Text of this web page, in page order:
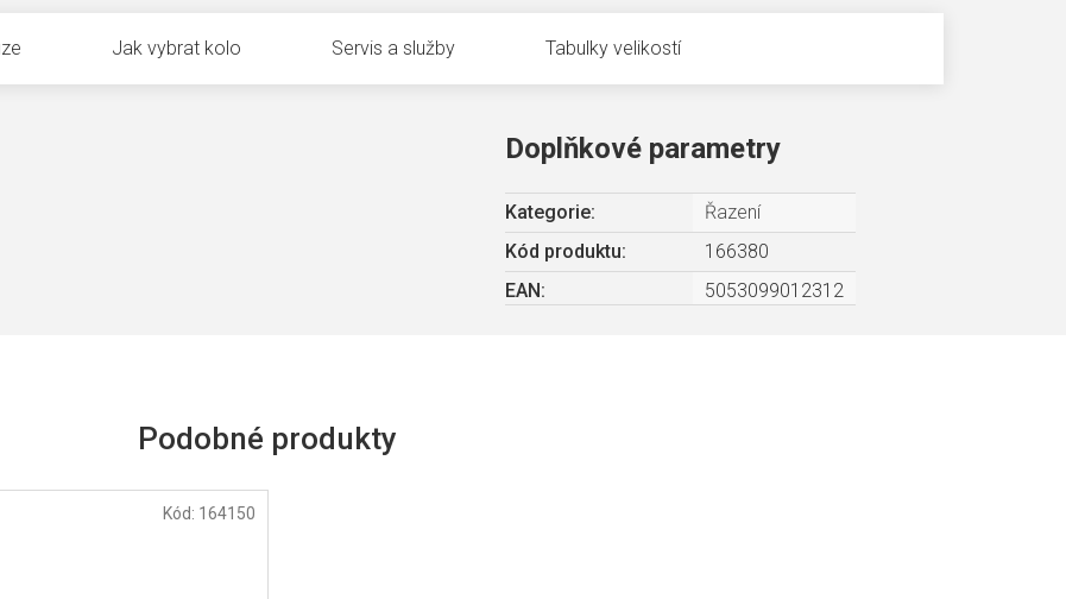
Jak vybrat kolo Servis a služby Tabulky velikostí
Doplňkové parametry
Kategorie:
Řazení
Kód produktu:
166380
EAN : 5053099012312
Kód: 164150